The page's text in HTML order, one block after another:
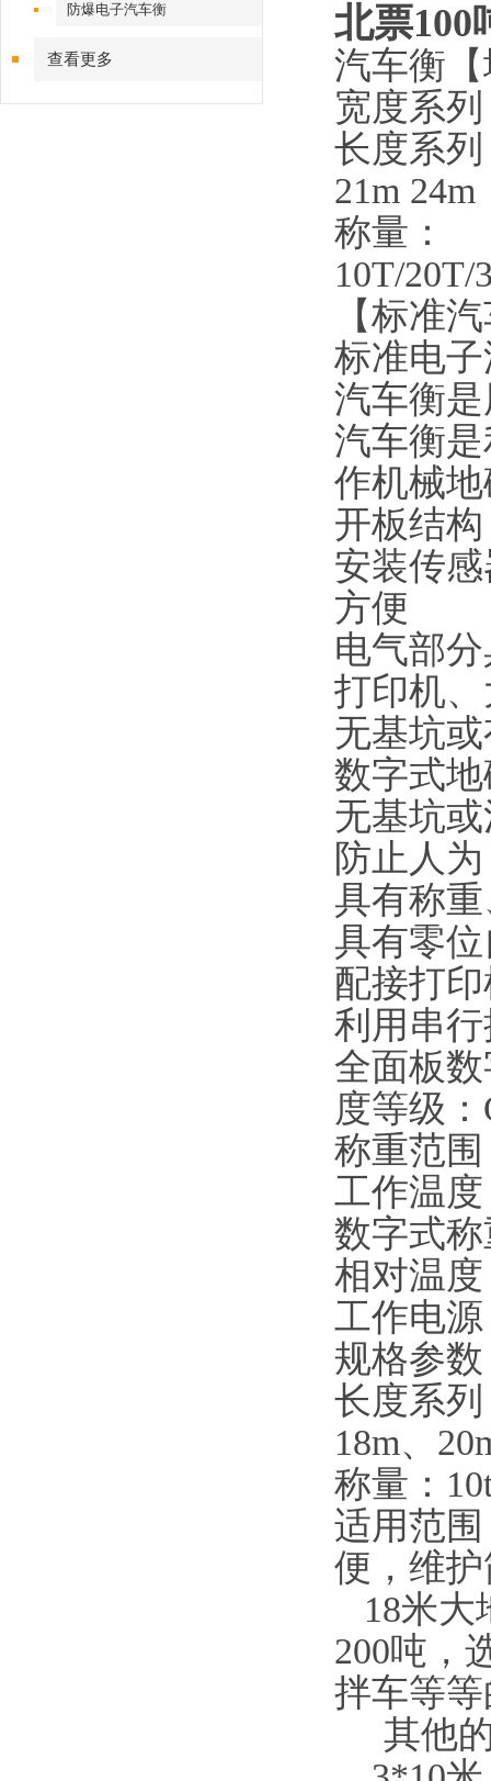
防爆电子汽车衡
查看更多
北票100
汽车衡
宽度系列
长度系列
21m 24m
称量：
10T/20T/
【标准
标准电
汽车衡
汽车衡
作机械
开板结
安装传
方便
电气部
打印机
无基坑
数字式
无基
防止人
具有称
具有零
配接打
利用串
全面板
度等
称重范
工作温
数字式
相对
工作电
规格参数
长度系列
18m、
称量：
适用范
便，维
18米大
200吨，
拌车等
其他的